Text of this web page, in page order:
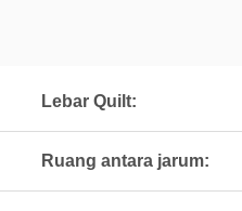
Lebar Quilt:
Ruang antara jarum: